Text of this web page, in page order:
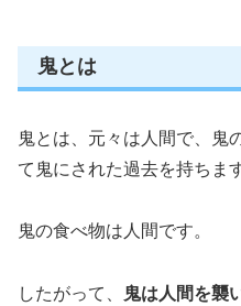
鬼とは
鬼とは、元々は人間で、鬼
て鬼にされた過去を持ちます
鬼の食べ物は人間です。
したがって、 鬼は人間を襲